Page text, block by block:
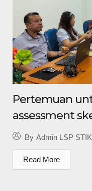
Pertemuan
assessment
By Admin LSP
Read More